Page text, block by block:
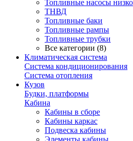
Топливные насосы
ТНВД
Топливные баки
Топливные рампы
Топливные трубки
Все категории (8)
Климатическая система
Система кондиционирования
Система отопления
Кузов
Будки, платформы
Кабина
Кабины в сборе
Кабины каркас
Подвеска кабины
Элементы кабины